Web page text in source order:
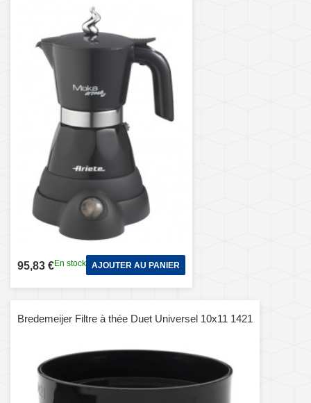
95,83 €En stock AJOUTER AU PANIER
Bredemeijer Filtre à thée Duet Universel 10x11 1421